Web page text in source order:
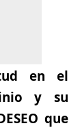
en el
y su
que